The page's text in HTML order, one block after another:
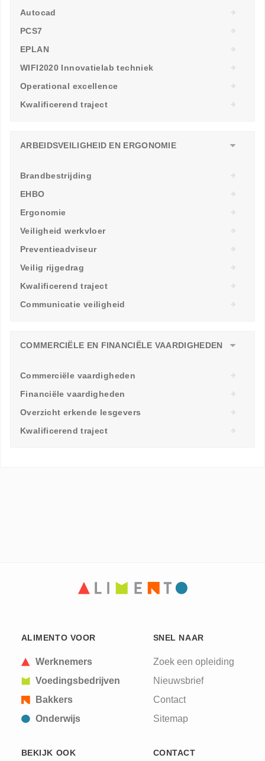
Autocad
PCS7
EPLAN
WIFI2020 Innovatielab techniek
Operational excellence
Kwalificerend traject
ARBEIDSVEILIGHEID EN ERGONOMIE
Brandbestrijding
EHBO
Ergonomie
Veiligheid werkvloer
Preventieadviseur
Veilig rijgedrag
Kwalificerend traject
Communicatie veiligheid
COMMERCIËLE EN FINANCIËLE VAARDIGHEDEN
Commerciële vaardigheden
Financiële vaardigheden
Overzicht erkende lesgevers
Kwalificerend traject
ALIMENTO VOOR
Werknemers
Voedingsbedrijven
Bakkers
Onderwijs
SNEL NAAR
Zoek een opleiding
Nieuwsbrief
Contact
Sitemap
BEKIJK OOK CONTACT